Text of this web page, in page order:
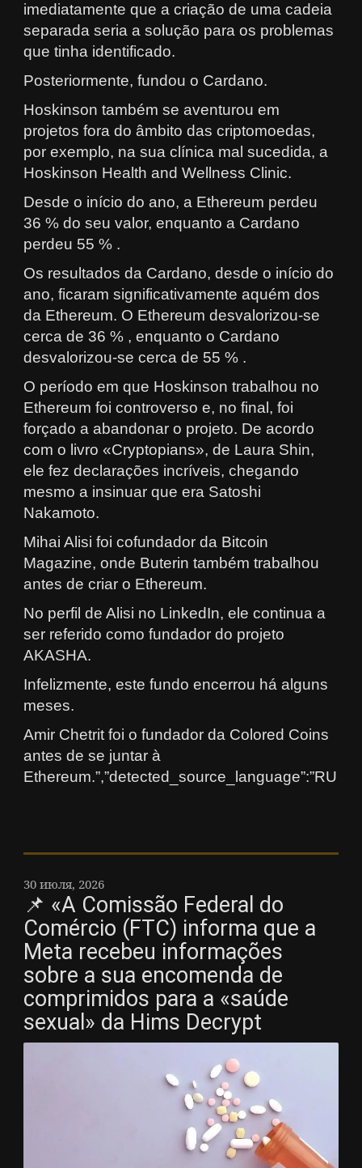
imediatamente que a criação de uma cadeia
separada seria a solução para os problemas
que tinha identificado.
Posteriormente, fundou o Cardano.
Hoskinson também se aventurou em
projetos fora do âmbito das criptomoedas,
por exemplo, na sua clínica mal sucedida, a
Hoskinson Health and Wellness Clinic.
Desde o início do ano, a Ethereum perdeu
36 % do seu valor, enquanto a Cardano
perdeu 55 % .
Os resultados da Cardano, desde o início do
ano, ficaram significativamente aquém dos
da Ethereum. O Ethereum desvalorizou-se
cerca de 36 % , enquanto o Cardano
desvalorizou-se cerca de 55 % .
O período em que Hoskinson trabalhou no
Ethereum foi controverso e, no final, foi
forçado a abandonar o projeto. De acordo
com o livro «Cryptopians», de Laura Shin,
ele fez declarações incríveis, chegando
mesmo a insinuar que era Satoshi
Nakamoto.
Mihai Alisi foi cofundador da Bitcoin
Magazine, onde Buterin também trabalhou
antes de criar o Ethereum.
No perfil de Alisi no LinkedIn, ele continua a
ser referido como fundador do projeto
AKASHA.
Infelizmente, este fundo encerrou há alguns
meses.
Amir Chetrit foi o fundador da Colored Coins
antes de se juntar à
Ethereum.”,”detected_source_language”:”RU
30 июля, 2026
📌 «A Comissão Federal do
Comércio (FTC) informa que a
Meta recebeu informações
sobre a sua encomenda de
comprimidos para a «saúde
sexual» da Hims Decrypt